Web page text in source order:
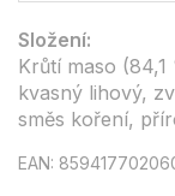
Složení:
Krůtí maso
kvasný lihový,
směs koření,
EAN: